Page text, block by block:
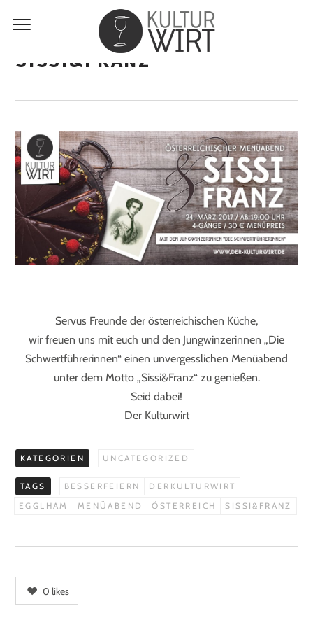
SISSI&FRANZ
Servus Freunde der österreichischen Küche,
wir freuen uns mit euch und den Jungwinzerinnen „Die
Schwertführerinnen“ einen unvergesslichen Menüabend
unter dem Motto „Sissi&Franz“ zu genießen.
Seid dabei!
Der Kulturwirt
KATEGORIEN UNCATEGORIZED
TAGS BESSERFEIERN
DERKULTURWIRT
EGGLHAM
MENÜABEND ÖSTERREICH SISSI&FRANZ
0 likes